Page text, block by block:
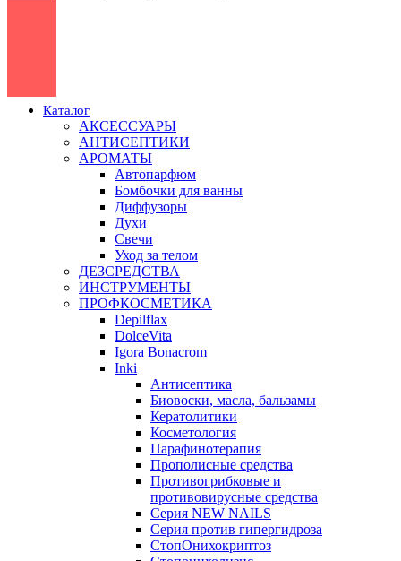
Каталог
АКСЕССУАРЫ
АНТИСЕПТИКИ
АРОМАТЫ
Автопарфюм
Бомбочки для ванны
Диффузоры
Духи
Свечи
Уход за телом
ДЕЗСРЕДСТВА
ИНСТРУМЕНТЫ
ПРОФКОСМЕТИКА
Depilflax
DolceVita
Igora Bonacrom
Inki
Антисептика
Биовоски, масла, бальзамы
Кератолитики
Косметология
Парафинотерапия
Прополисные средства
Противогрибковые и
противовирусные средства
Серия NEW NAILS
Серия против гипергидроза
СтопОнихокриптоз